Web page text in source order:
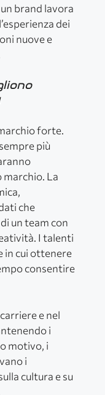
brand lavora
dei
nuove e
forte.
più
marchio. La
che
un team con
I talenti
in cui ottenere
consentire
e nel
i
motivo, i
i
cultura e su